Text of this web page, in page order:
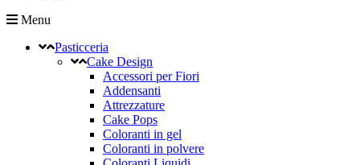
Menu
Pasticceria
Cake Design
Accessori per Fiori
Addensanti
Attrezzature
Cake Pops
Coloranti in gel
Coloranti in polvere